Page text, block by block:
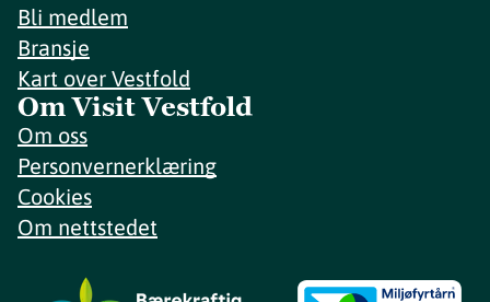
Bli medlem
Bransje
Kart over Vestfold
Om Visit Vestfold
Om oss
Personvernerklæring
Cookies
Om nettstedet